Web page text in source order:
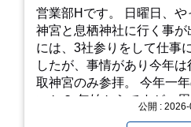
営業部Hです。 日曜日、やっと。 1年ぶりに鹿島
神宮と息栖神社に行く事
には、3社参りをして仕事
したが、事情があり今年
取神宮のみ参拝。 今年一年の祈願をしていないせ
いか？ 年始からですが、
公開 :